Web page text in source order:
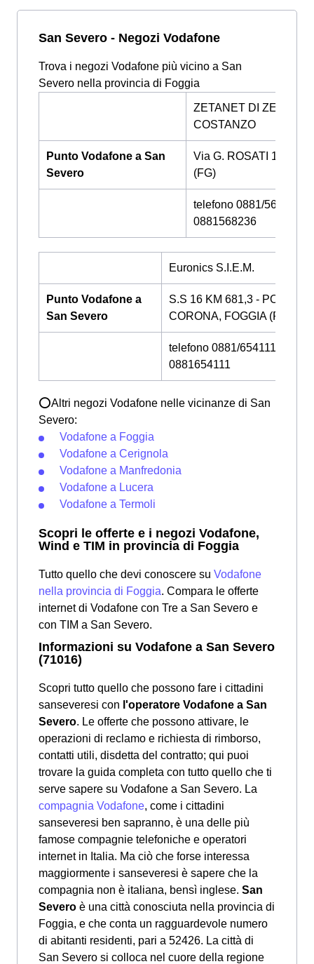
San Severo - Negozi Vodafone
Trova i negozi Vodafone più vicino a San
Severo nella provincia di Foggia
ZETANET DI ZELANO
COSTANZO
Punto Vodafone a San
Severo
Via G. ROSATI 10,
(FG)
telefono 0881/568236 -
0881568236
Euronics S.I.E.M.
Punto Vodafone a
San Severo
S.S 16 KM 681,3 - POSTA
CORONA, FOGGIA (FG)
telefono 0881/654111 -
0881654111
⭕Altri negozi Vodafone nelle vicinanze di San
Severo:
Vodafone a Foggia
Vodafone a Cerignola
Vodafone a Manfredonia
Vodafone a Lucera
Vodafone a Termoli
Scopri le offerte e i negozi Vodafone,
Wind e TIM in provincia di Foggia
Tutto quello che devi conoscere su Vodafone
nella provincia di Foggia. Compara le offerte
internet di Vodafone con Tre a San Severo e
con TIM a San Severo.
Informazioni su Vodafone a San Severo
(71016)
Scopri tutto quello che possono fare i cittadini
sanseveresi con l'operatore Vodafone a San
Severo. Le offerte che possono attivare, le
operazioni di reclamo e richiesta di rimborso,
contatti utili, disdetta del contratto; qui puoi
trovare la guida completa con tutto quello che ti
serve sapere su Vodafone a San Severo. La
compagnia Vodafone, come i cittadini
sanseveresi ben sapranno, è una delle più
famose compagnie telefoniche e operatori
internet in Italia. Ma ciò che forse interessa
maggiormente i sanseveresi è sapere che la
compagnia non è italiana, bensì inglese. San
Severo è una città conosciuta nella provincia di
Foggia, e che conta un ragguardevole numero
di abitanti residenti, pari a 52426. La città di
San Severo si colloca nel cuore della regione